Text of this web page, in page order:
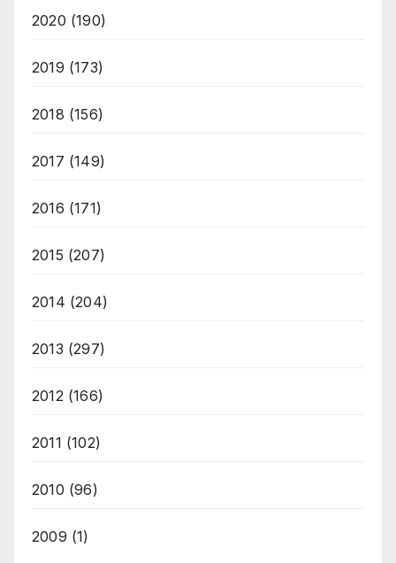
2020 (190)
2019 (173)
2018 (156)
2017 (149)
2016 (171)
2015 (207)
2014 (204)
2013 (297)
2012(166)
2011 (102)
2010 (96)
2009 (1)